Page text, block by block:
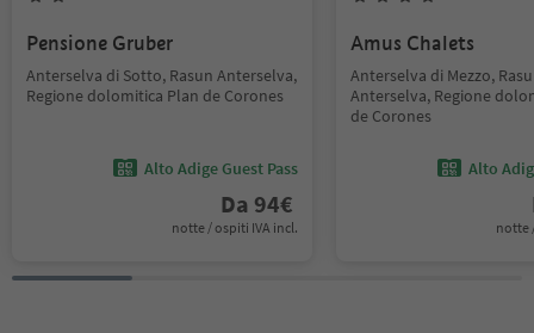
Pensione Gruber
Anterselva di Sotto, Rasun Anterselva,
Regione dolomitica Plan de Corones
Alto Adige Guest Pass
Da 94€
notte / ospiti IVA incl.
Amus Chalets
Anterselva di Mezzo,
Anterselva, Regione
de Corones
Alto
notte